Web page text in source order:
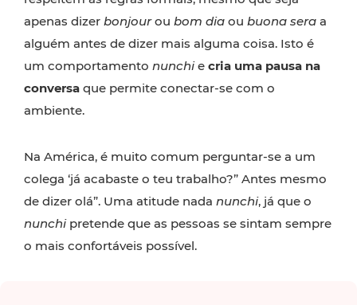
apenas dizer bonjourou bom dia ou buona sera a
alguém antes de dizer mais alguma coisa. Isto é
um comportamento nunchie cria uma pausa na
conversa que permite conectar-se com o
ambiente.
Na América, é muito comum perguntar-se a um
colega ‘já acabaste o teu trabalho?” Antes mesmo
de dizer olá”. Uma atitude nada nunchi, já que o
nunchipretende que as pessoas se sintam sempre
o mais confortáveis possível.